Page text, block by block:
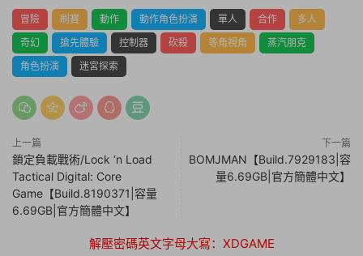
冒險 刷寶 動作 動作角色扮演 單人 合作
多人
奇幻
搶先體驗 控制器 砍殺 等角視角
蒸汽朋克
角色扮演
迷宮探索
上一篇
鎖定負載戰術/Lock ‘n Load
Tactical Digital: Core
Game【Build.8190371|容量
6.69GB|官方簡體中文】
下一篇
BOMJMAN【Build.7929183|容
量6.69GB|官方簡體中文】
解壓密碼英文字母大寫：XDGAME